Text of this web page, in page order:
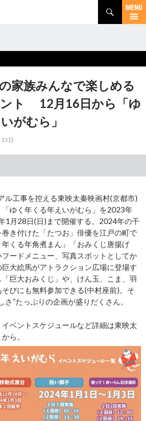
家族みんなで楽しめる
ント 12月16日から「ゆ
がむら」
日
工事を控える東映太秦映画村(京都市)
ゆく年くる年えいがむら」を2023年
1月28日(日)まで開催する。2024年の干
き付けた「たつお」俳優を江戸の町で
くる年角煮まん」「おみくじ唐揚げ
ードメニュー、写真スポットとしてか
大絵馬がアトラクション広場に登場す
巨大おみくじ」や、けん玉、こま、羽
びにも無料参加できる(中村座前)。そ
さ”たっぷりの企画が盛りだくさん。
ベントスケジュールなど詳細は東映太
から。